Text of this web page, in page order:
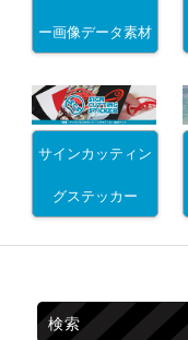
ー画像データ素材
サインカッティン
グステッカー
検索